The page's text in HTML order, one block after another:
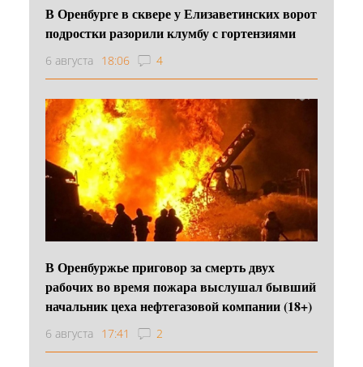
В Оренбурге в сквере у Елизаветинских ворот
подростки разорили клумбу с гортензиями
6 августа 18:06 4
В Оренбуржье приговор за смерть двух
рабочих во время пожара выслушал бывший
начальник цеха нефтегазовой компании (18+)
6 августа 17:41 2